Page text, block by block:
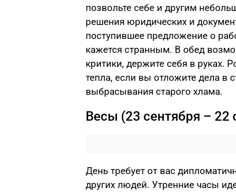
позвольте себе и другим
решения юридических и
поступившее предложение о
кажется странным. В обед
критики, держите себя в руках.
тепла, если вы отложите дела в
выбрасывания старого хлама.
Весы (23 сентября – 22
День требует от вас
других людей. Утренние часы